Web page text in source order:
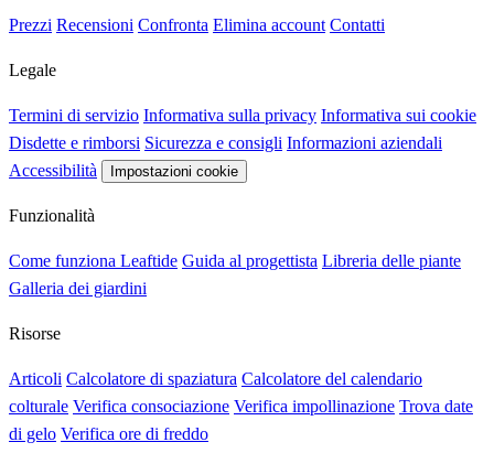
Prezzi Recensioni Confronta Elimina account Contatti
Legale
Termini di servizio Informativa sulla privacy Informativa sui cookie
Disdette e rimborsi Sicurezza e consigli Informazioni aziendali
Accessibilità
Impostazioni cookie
Funzionalità
Come funziona Leaftide Guida al progettista Libreria delle piante
Galleria dei giardini
Risorse
Articoli Calcolatore di spaziatura Calcolatore del calendario
colturale Verifica consociazione Verifica impollinazione Trova date
di gelo Verifica ore di freddo